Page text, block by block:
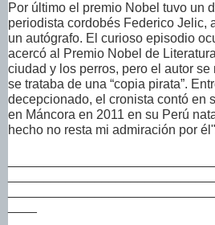
Por último el premio Nobel tuvo un
periodista cordobés Federico Jelic,
un autógrafo. El curioso episodio
acercó al Premio Nobel de
ciudad y los perros, pero el autor
se trataba de una “copia pirata”.
decepcionado, el cronista contó en
en Máncora en 2011 en su Perú
hecho no resta mi admiración por